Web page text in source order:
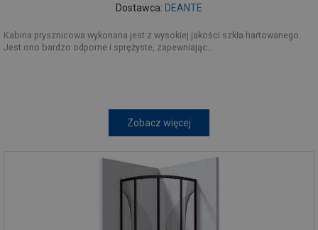
Dostawca: DEANTE
Kabina prysznicowa wykonana jest z wysokiej jakości szkła hartowanego.
Jest ono bardzo odporne i sprężyste, zapewniając...
Zobacz więcej